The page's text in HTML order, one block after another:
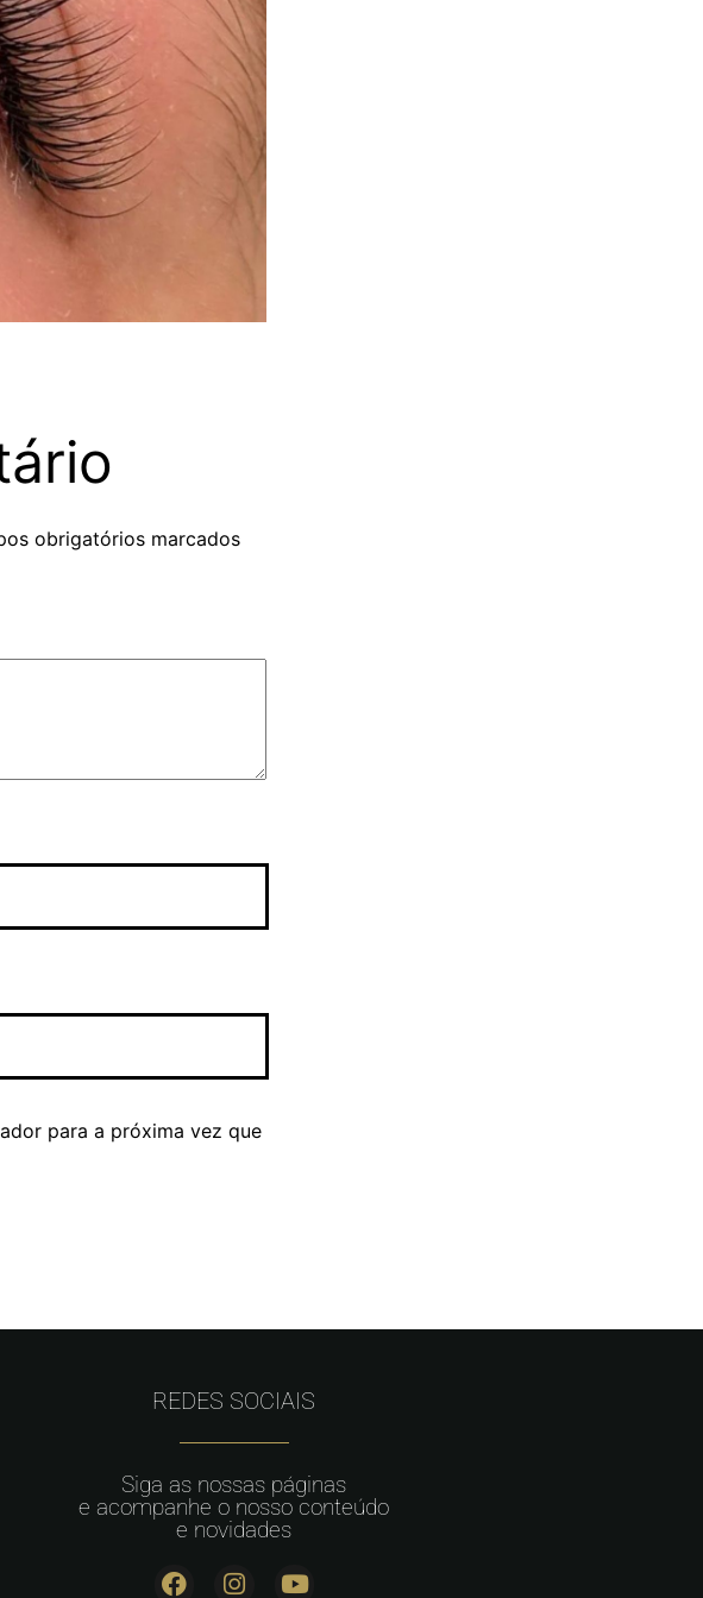
obrigatórios marcados
para a próxima vez que
REDES SOCIAIS
Siga as nossas páginas
e acompanhe o nosso conteúdo
e novidades